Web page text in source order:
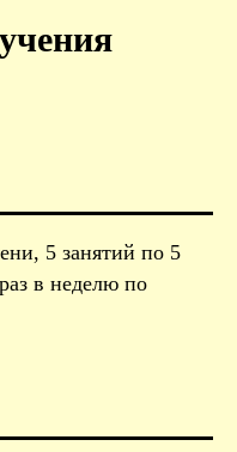
5 занятий по 5
в неделю по